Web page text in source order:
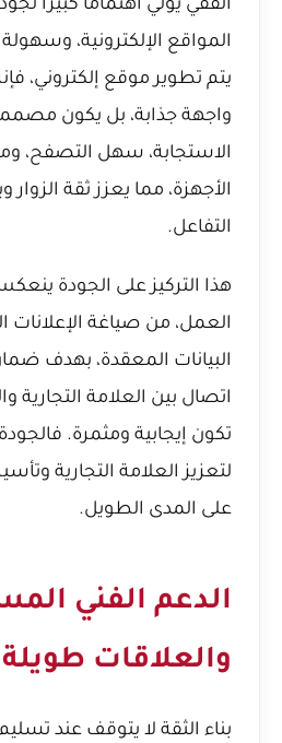
الفقي يولي اهتماماً كبيراً
المواقع الإلكترونية،
يتم تطوير موقع إلكتروني،
واجهة جذابة، بل يكون
الاستجابة، سهل التصفح،
الأجهزة، مما يعزز ثقة
التفاعل.
هذا التركيز على الجودة
العمل، من صياغة الإعلانات
البيانات المعقدة، بهدف
اتصال بين العلامة التجارية
تكون إيجابية ومثمرة.
لتعزيز العلامة التجارية
على المدى الطويل.
الدعم الفني
والعلاقات طويلة
بناء الثقة لا يتوقف عند